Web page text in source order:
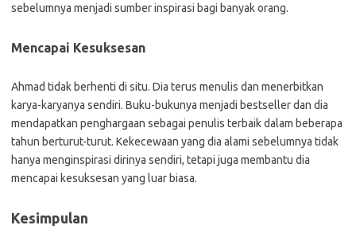
sebelumnya menjadi sumber inspirasi bagi banyak orang.
Mencapai Kesuksesan
Ahmad tidak berhenti di situ. Dia terus menulis dan menerbitkan
karya-karyanya sendiri. Buku-bukunya menjadi bestseller dan dia
mendapatkan penghargaan sebagai penulis terbaik dalam beberapa
tahun berturut-turut. Kekecewaan yang dia alami sebelumnya tidak
hanya menginspirasi dirinya sendiri, tetapi juga membantu dia
mencapai kesuksesan yang luar biasa.
Kesimpulan